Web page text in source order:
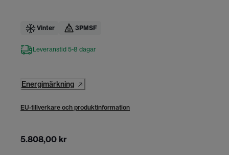
Vinter 3PMSF
Leveranstid 5-8 dagar
Energimärkning
EU-tillverkare och produktinformation
5.808,00 kr